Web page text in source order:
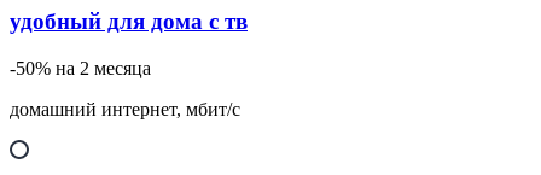
удобный для дома с тв
-50% на 2 месяца
домашний интернет, мбит/с